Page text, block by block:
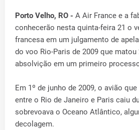
Porto Velho, RO - A Air France e a
conhecerão nesta quinta-feira 21 o
francesa em um julgamento de
do voo Rio-Paris de 2009 que
absolvição em um primeiro
Em 1º de junho de 2009, o avião
entre o Rio de Janeiro e Paris caiu
sobrevoava o Oceano Atlântico,
decolagem.